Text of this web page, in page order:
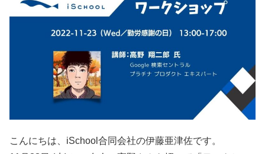
こんにちは、iSchool合同会社の伊藤亜津佐です。